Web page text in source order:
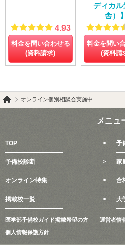
4.93
料金を問い合わせる
(資料請求)
ディカ
舎）】
料金を問い
(資料請
オンライン個別相談会実施中
メニュ
TOP 予
予備校診断 家
オンライン特集 合
掲載校一覧 大
医学部予備校ガイド掲載希望の方 運営者情
個人情報保護方針